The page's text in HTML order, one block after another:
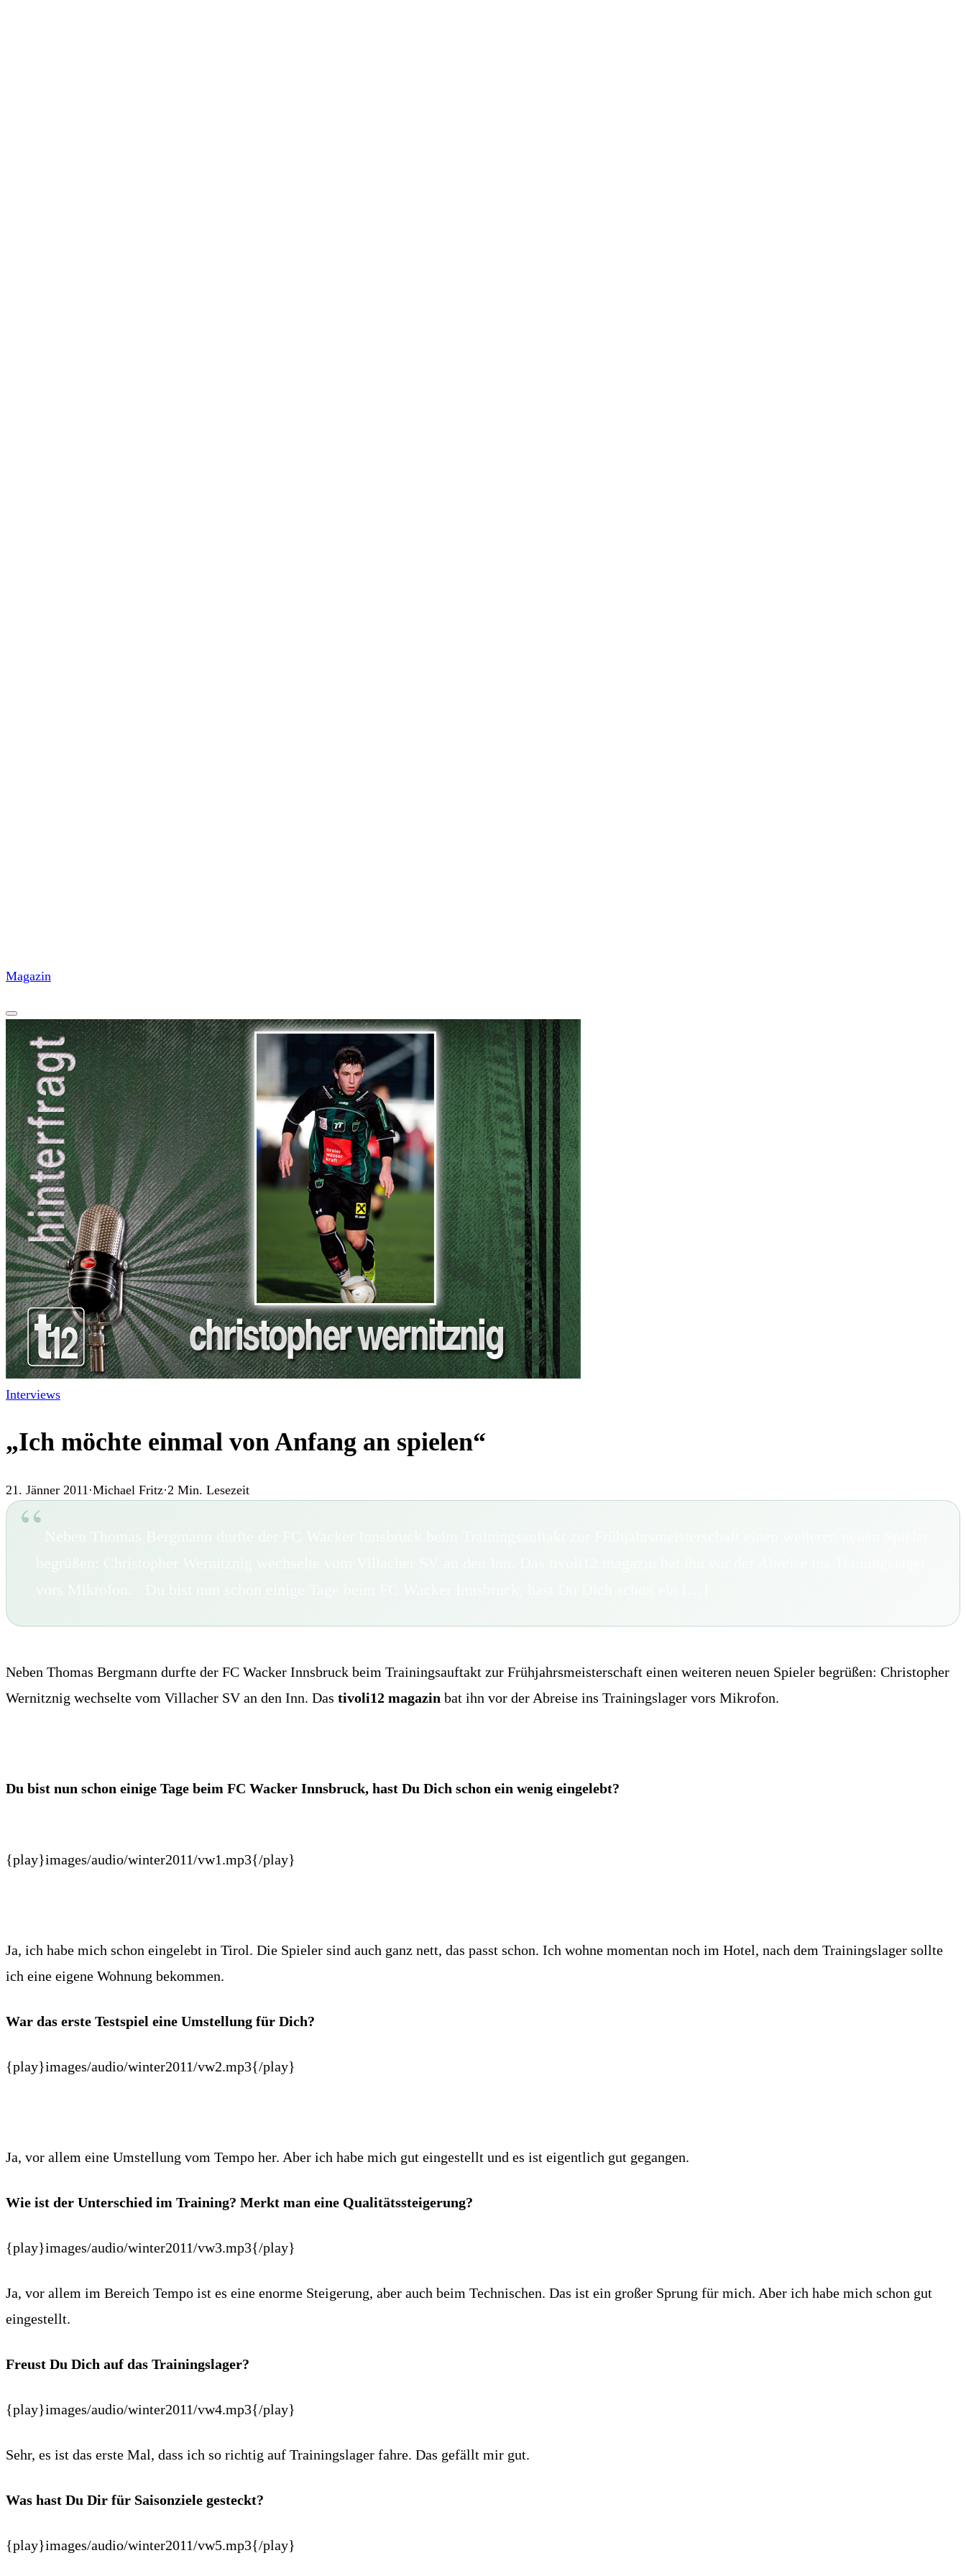
Magazin
Interviews
„Ich möchte einmal von Anfang an spielen“
21. Jänner 2011·Michael Fritz·2 Min. Lesezeit
Neben Thomas Bergmann durfte der FC Wacker Innsbruck beim Trainingsauftakt zur Frühjahrsmeisterschaft einen weiteren neuen Spieler begrüßen: Christopher
Wernitznig wechselte vom Villacher SV an den Inn. Das tivoli12 magazin bat ihn vor der Abreise ins Trainingslager vors Mikrofon.
Du bist nun schon einige Tage beim FC Wacker Innsbruck, hast Du Dich schon ein wenig eingelebt?
{play}images/audio/winter2011/vw1.mp3{/play}
Ja, ich habe mich schon eingelebt in Tirol. Die Spieler sind auch ganz nett, das passt schon. Ich wohne momentan noch im Hotel, nach dem Trainingslager sollte
ich eine eigene Wohnung bekommen.
War das erste Testspiel eine Umstellung für Dich?
{play}images/audio/winter2011/vw2.mp3{/play}
Ja, vor allem eine Umstellung vom Tempo her. Aber ich habe mich gut eingestellt und es ist eigentlich gut gegangen.
Wie ist der Unterschied im Training? Merkt man eine Qualitätssteigerung?
{play}images/audio/winter2011/vw3.mp3{/play}
Ja, vor allem im Bereich Tempo ist es eine enorme Steigerung, aber auch beim Technischen. Das ist ein großer Sprung für mich. Aber ich habe mich schon gut
eingestellt.
Freust Du Dich auf das Trainingslager?
{play}images/audio/winter2011/vw4.mp3{/play}
Sehr, es ist das erste Mal, dass ich so richtig auf Trainingslager fahre. Das gefällt mir gut.
Was hast Du Dir für Saisonziele gesteckt?
{play}images/audio/winter2011/vw5.mp3{/play}